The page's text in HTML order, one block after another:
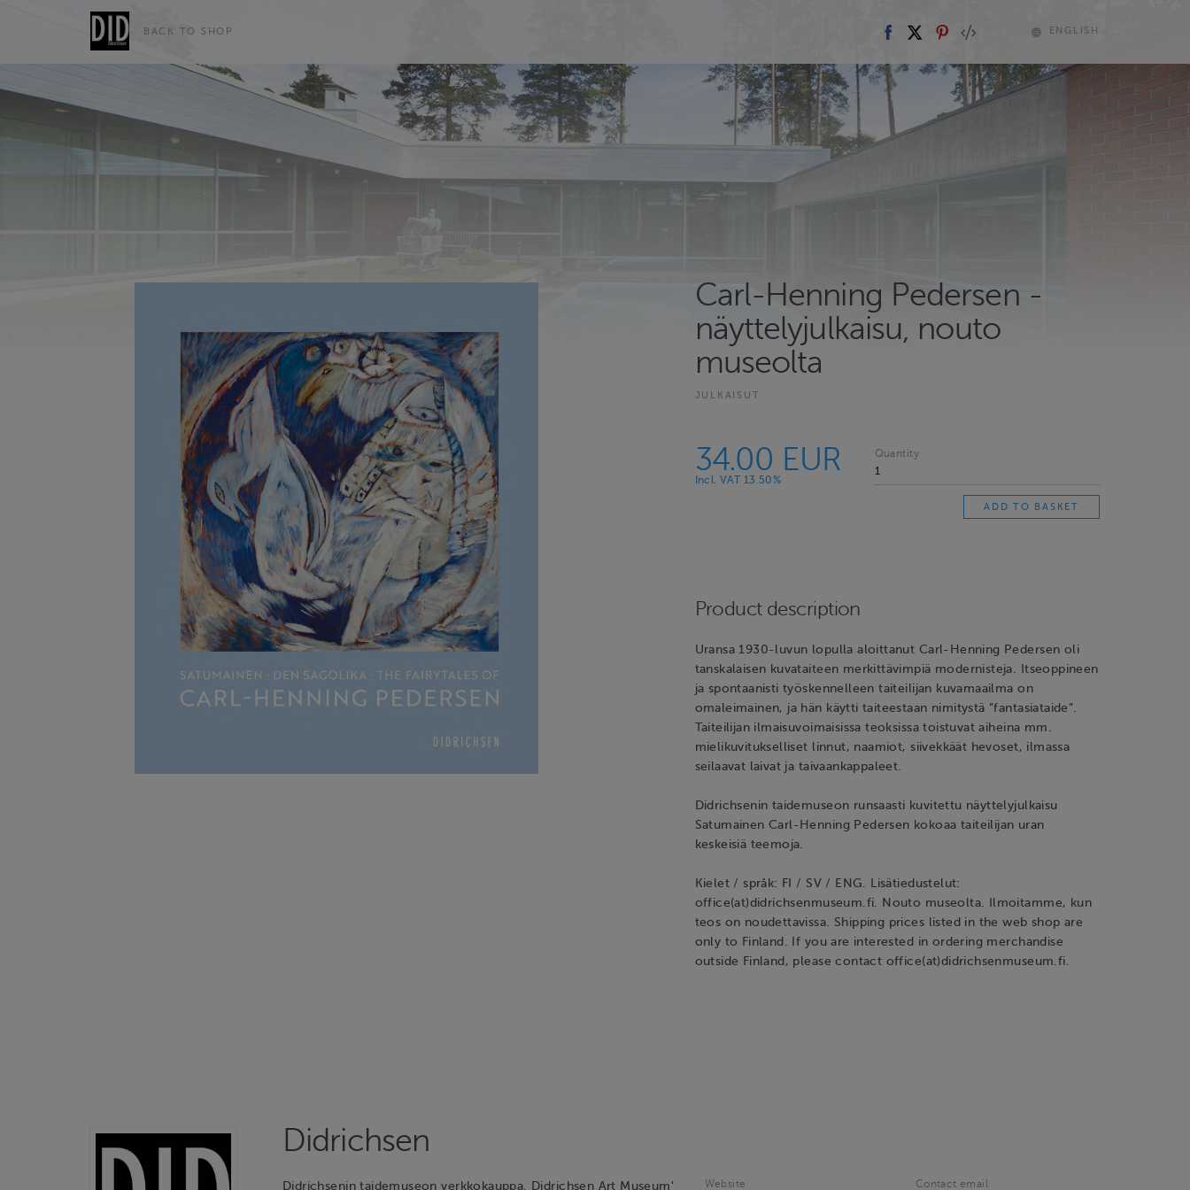
BACK TO SHOP ENGLISH
Carl-Henning Pedersen -
näyttelyjulkaisu, nouto
museolta
JULKAISUT
34.00 EUR
Incl. VAT 13.50%
Quantity
Product description
Uransa 1930-luvun lopulla aloittanut Carl-Henning Pedersen oli
tanskalaisen kuvataiteen merkittävimpiä modernisteja. Itseoppineen
ja spontaanisti työskennelleen taiteilijan kuvamaailma on
omaleimainen, ja hän käytti taiteestaan nimitystä ”fantasiataide”.
Taiteilijan ilmaisuvoimaisissa teoksissa toistuvat aiheina mm.
mielikuvitukselliset linnut, naamiot, siivekkäät hevoset, ilmassa
seilaavat laivat ja taivaankappaleet.
Didrichsenin taidemuseon runsaasti kuvitettu näyttelyjulkaisu
Satumainen Carl-Henning Pedersen kokoaa taiteilijan uran
keskeisiä teemoja.
Kielet / språk: FI / SV / ENG. Lisätiedustelut:
office(at)didrichsenmuseum.fi. Nouto museolta. Ilmoitamme, kun
teos on noudettavissa. Shipping prices listed in the web shop are
only to Finland. If you are interested in ordering merchandise
outside Finland, please contact office(at)didrichsenmuseum.fi.
Didrichsen
Didrichsenin taidemuseon verkkokauppa. Didrichsen Art Museum' Website Contact email